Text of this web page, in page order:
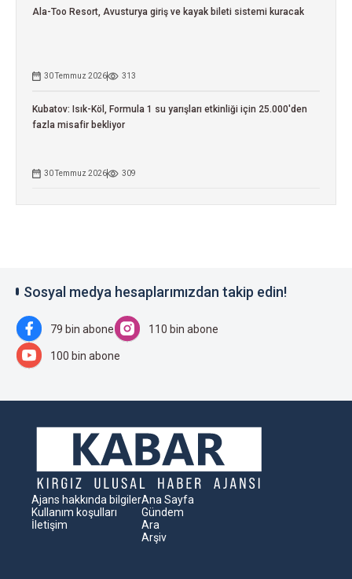
Ala-Too Resort, Avusturya giriş ve kayak bileti sistemi kuracak
30 Temmuz 2026 313
Kubatov: Isık-Köl, Formula 1 su yarışları etkinliği için 25.000'den
fazla misafir bekliyor
30 Temmuz 2026 309
Sosyal medya hesaplarımızdan takip edin!
79 bin abone 110 bin abone
100 bin abone
Ajans hakkında bilgiler
Kullanım koşulları
İletişim
Ana Sayfa
Gündem
Ara
Arşiv